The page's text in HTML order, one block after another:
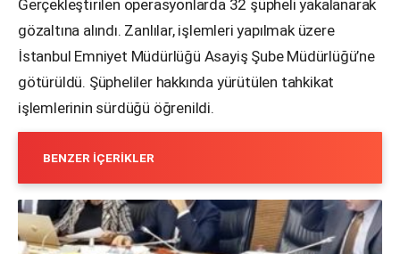
Gerçekleştirilen operasyonlarda 32 şüpheli yakalanarak
gözaltına alındı. Zanlılar, işlemleri yapılmak üzere
İstanbul Emniyet Müdürlüğü Asayiş Şube Müdürlüğü’ne
götürüldü. Şüpheliler hakkında yürütülen tahkikat
işlemlerinin sürdüğü öğrenildi.
BENZER İÇERIKLER